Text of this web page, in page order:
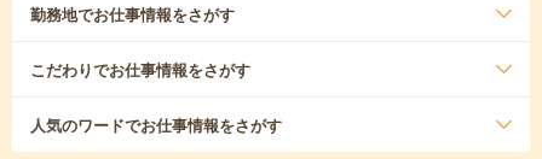
勤務地でお仕事情報をさがす
こだわりでお仕事情報をさがす
人気のワードでお仕事情報をさがす